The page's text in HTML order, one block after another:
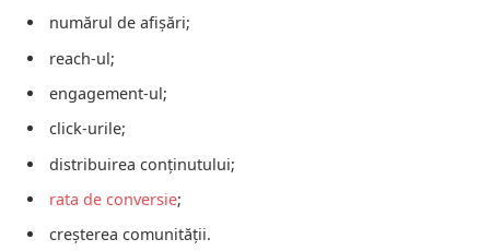
numărul de afișări;
reach-ul;
engagement-ul;
click-urile;
distribuirea conținutului;
rata de conversie;
creșterea comunității.